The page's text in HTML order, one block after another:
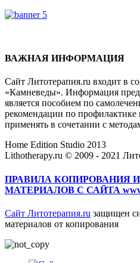
ВАЖНАЯ ИНФОРМАЦИЯ
Сайт Литотерапия.ru входит в
«Камневеды». Информация
является пособием по
рекомендации по
применять в сочетании с
Home Edition Studio 2013
Lithotherapy.ru © 2009 - 2021
ПРАВИЛА КОПИРОВАНИЯ
МАТЕРИАЛОВ С САЙТА
Сайт Литотерапия.ru защищен
материалов от копирования